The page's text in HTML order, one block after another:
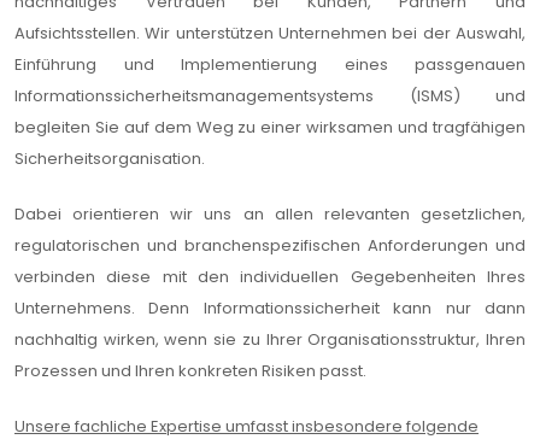
Aufsichtsstellen. Wir unterstützen Unternehmen bei der Auswahl,
Einführung und Implementierung eines passgenauen
Informationssicherheitsmanagementsystems (ISMS) und
begleiten Sie auf dem Weg zu einer wirksamen und tragfähigen
Sicherheitsorganisation.
Dabei orientieren wir uns an allen relevanten gesetzlichen,
regulatorischen und branchenspezifischen Anforderungen und
verbinden diese mit den individuellen Gegebenheiten Ihres
Unternehmens. Denn Informationssicherheit kann nur dann
nachhaltig wirken, wenn sie zu Ihrer Organisationsstruktur, Ihren
Prozessen und Ihren konkreten Risiken passt.
Unsere fachliche Expertise umfasst insbesondere folgende